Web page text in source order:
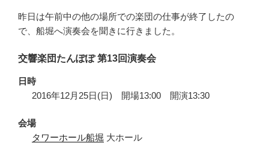
大
オ
(6
ぶ
＠
ミ
昨日は午前中の他の場所での楽団の仕事が終了したの
で、船堀へ演奏会を聞きに行きました。
交響楽団たんぽぽ 第13回演奏会
日時
2016年12月25日(日) 開場13:00 開演13:30
会場
タワーホール船堀 大ホール